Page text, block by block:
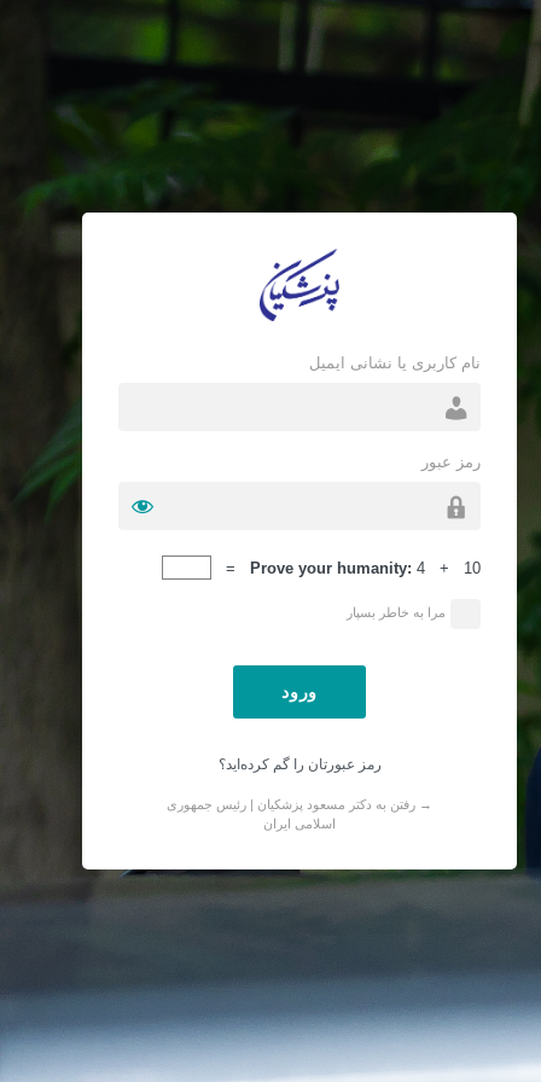
ورود
نام کاربری یا نشانی ایمیل
رمز عبور
Prove your humanity: 4 + 10 =
مرا به خاطر بسپار
رمز عبورتان را گم کرده‌اید؟
→ رفتن به دکتر مسعود پزشکیان | رئیس جمهوری
اسلامی ایران